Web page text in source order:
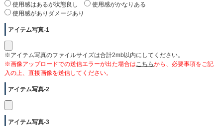
使用感はあるが状態良し
使用感がかなりある
使用感がありダメージあり
アイテム写真-1
※アイテム写真のファイルサイズは合計2mb以内にしてください。
※画像アップロードでの送信エラーが出た場合は こちらから、必要事項をご記
入の上、直接画像を送信してください。
アイテム写真-2
アイテム写真-3